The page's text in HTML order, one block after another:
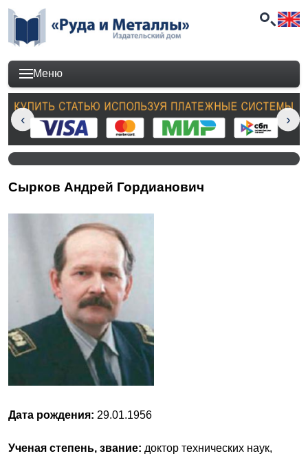
Меню
Сырков Андрей Гордианович
Дата рождения: 29.01.1956
Ученая степень, звание: доктор технических наук,